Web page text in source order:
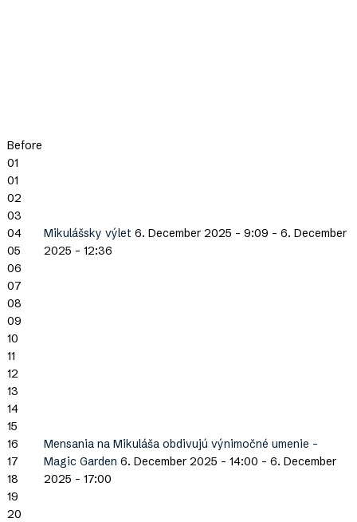
Before
01
01
02
03
04
05
06
07
08
09
10
11
12
13
14
15
16
17
18
19
20
Mikulášsky výlet 6. December 2025 - 9:09 - 6. December
2025 - 12:36
Mensania na Mikuláša obdivujú výnimočné umenie -
Magic Garden 6. December 2025 - 14:00 - 6. December
2025 - 17:00